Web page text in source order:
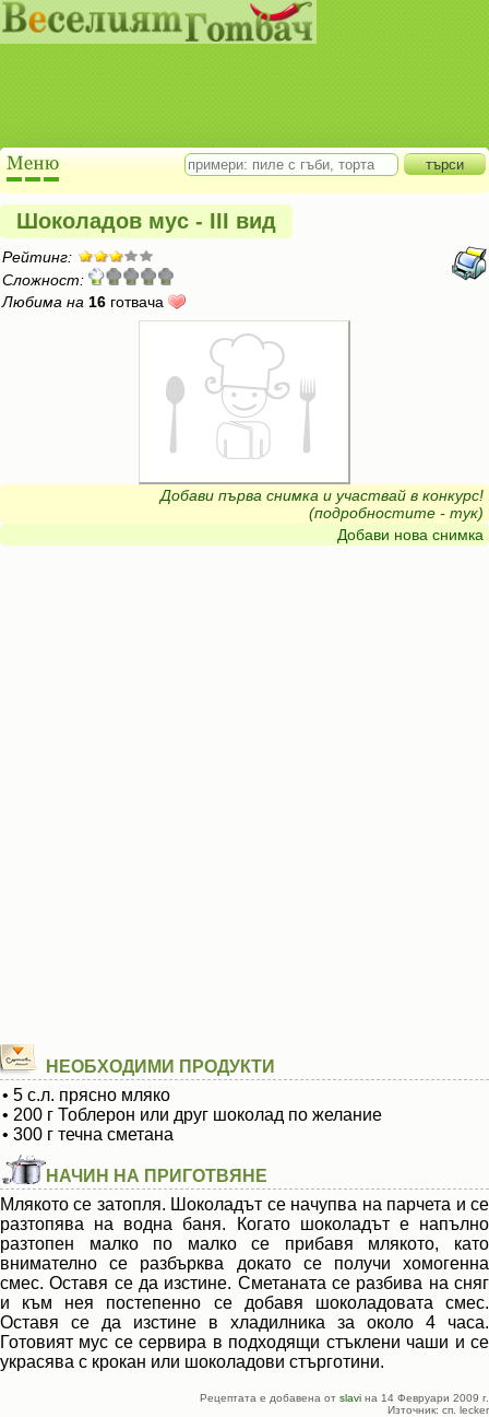
Шоколадов мус - III вид
Рейтинг:
Сложност:
Любима на 16 готвача
Добави първа снимка и участвай в конкурс!
(подробностите - тук)
Добави нова снимка
НЕОБХОДИМИ ПРОДУКТИ
• 5 с.л. прясно мляко
• 200 г Тоблерон или друг шоколад по желание
• 300 г течна сметана
НАЧИН НА ПРИГОТВЯНЕ
Млякото се затопля. Шоколадът се начупва на парчета и се
разтопява на водна баня. Когато шоколадът е напълно
разтопен малко по малко се прибавя млякото, като
внимателно се разбърква докато се получи хомогенна
смес. Оставя се да изстине. Сметаната се разбива на сняг
и към нея постепенно се добавя шоколадовата смес.
Оставя се да изстине в хладилника за около 4 часа.
Готовият мус се сервира в подходящи стъклени чаши и се
украсява с крокан или шоколадови стърготини.
Рецептата е добавена от slavi на 14 Февруари 2009 г.
Източник: сп. lecker